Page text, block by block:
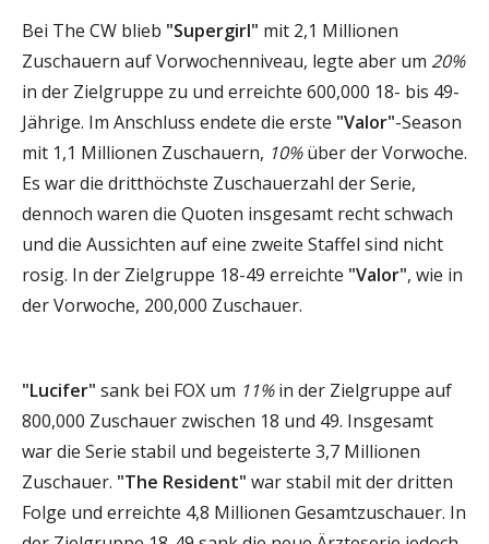
Bei The CW blieb "Supergirl" mit 2,1 Millionen
Zuschauern auf Vorwochenniveau, legte aber um 20%
in der Zielgruppe zu und erreichte 600,000 18- bis 49-
Jährige. Im Anschluss endete die erste "Valor"-Season
mit 1,1 Millionen Zuschauern, 10%über der Vorwoche.
Es war die dritthöchste Zuschauerzahl der Serie,
dennoch waren die Quoten insgesamt recht schwach
und die Aussichten auf eine zweite Staffel sind nicht
rosig. In der Zielgruppe 18-49 erreichte "Valor", wie in
der Vorwoche, 200,000 Zuschauer.
"Lucifer" sank bei FOX um 11%in der Zielgruppe auf
800,000 Zuschauer zwischen 18 und 49. Insgesamt
war die Serie stabil und begeisterte 3,7 Millionen
Zuschauer. "The Resident" war stabil mit der dritten
Folge und erreichte 4,8 Millionen Gesamtzuschauer. In